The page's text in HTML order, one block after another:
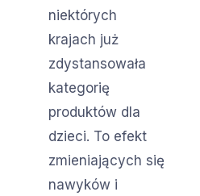
niektórych
krajach już
zdystansowała
kategorię
produktów dla
dzieci. To efekt
zmieniających się
nawyków i